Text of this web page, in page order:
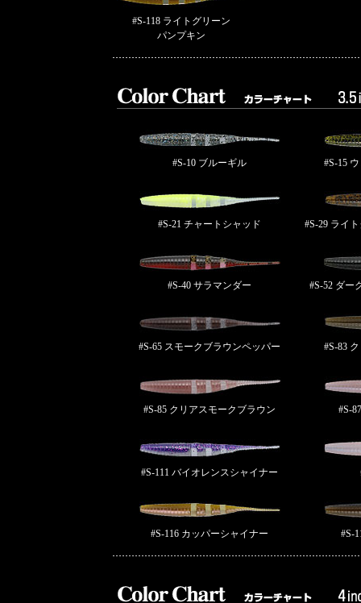
#S-118 ライトグリーン
パンプキン
#S-10 ブルーギル #S-15
#S-21 チャートシャッド #S-29 ライ
#S-40 サラマンダー #S-52 ダー
#S-65 スモークブラウンペッパー #S-83
#S-85 クリアスモークブラウン #S-
#S-111 バイオレンスシャイナー
#S-116 カッパーシャイナー #S-